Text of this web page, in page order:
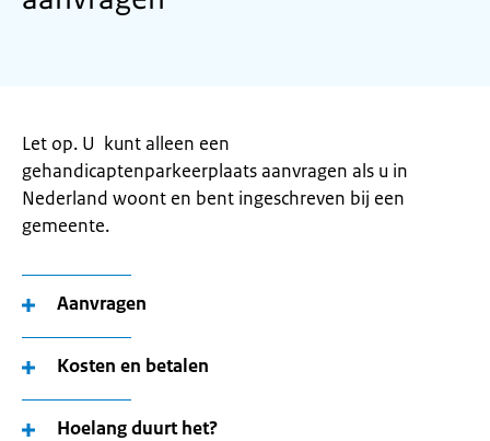
Let op. U kunt alleen een
gehandicaptenparkeerplaats aanvragen als u in
Nederland woont en bent ingeschreven bij een
gemeente.
Aanvragen
Kosten en betalen
Hoelang duurt het?